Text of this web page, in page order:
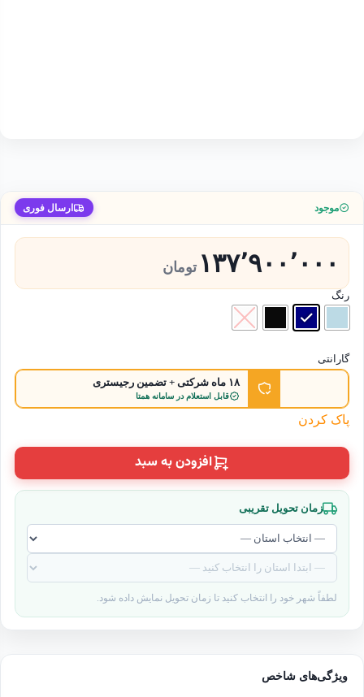
ویژگی‌های شاخص
موجود ارسال فوری
۱۳۷٬۹۰۰٬۰۰۰ تومان
رنگ
گارانتی
۱۸ ماه شرکتی + تضمین رجیستری
قابل استعلام در سامانه همتا
پاک کردن
افزودن به سبد
زمان تحویل تقریبی
لطفاً شهر خود را انتخاب کنید تا زمان تحویل نمایش داده شود.